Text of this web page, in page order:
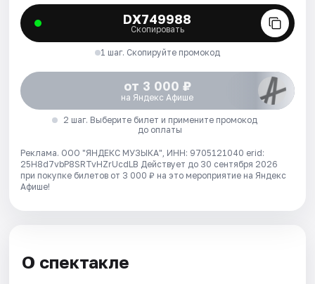
DX749988
Скопировать
1 шаг. Скопируйте промокод
от 3 000 ₽
на Яндекс Афише
2 шаг. Выберите билет и примените промокод
до оплаты
Реклама. ООО "ЯНДЕКС МУЗЫКА", ИНН: 9705121040 erid:
25H8d7vbP8SRTvHZrUcdLB Действует до 30 сентября 2026
при покупке билетов от 3 000 ₽ на это мероприятие на Яндекс
Афише!
О спектакле